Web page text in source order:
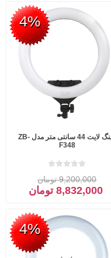
4%
رینگ لایت 44 سانتی متر مدل ZB-
F348
9,200,000 تومان
8,832,000 تومان
4%